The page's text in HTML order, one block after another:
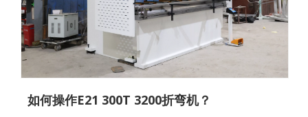
如何操作E21 300T 3200折弯机？